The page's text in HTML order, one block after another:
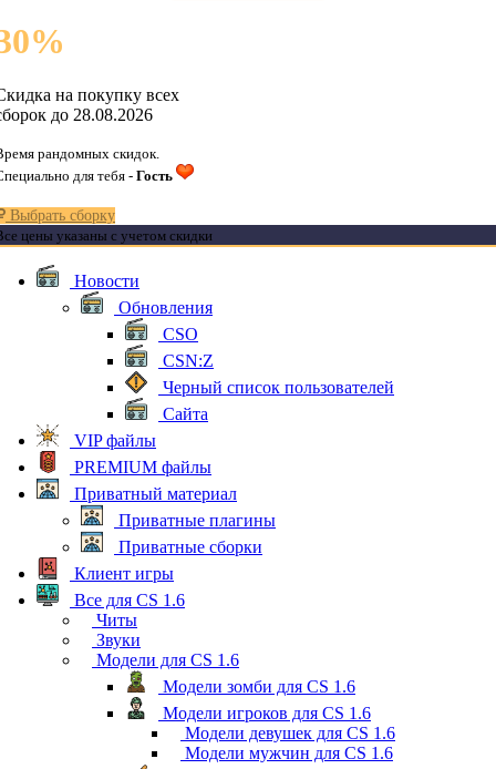
%
на покупку всех
до 28.08.2026
рандомных скидок.
для тебя - Гость
Выбрать сборку
цены указаны с учетом скидки
Новости
Обновления
CSO
CSN:Z
Черный список пользователей
Сайта
VIP файлы
PREMIUM файлы
Приватный материал
Приватные плагины
Приватные сборки
Клиент игры
Все для CS 1.6
Читы
Звуки
Модели для CS 1.6
Модели зомби для CS 1.6
Модели игроков для CS 1.6
Модели девушек для CS 1.6
Модели мужчин для CS 1.6